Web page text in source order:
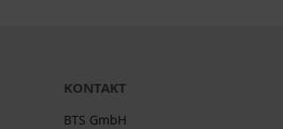
KONTAKT
BTS GmbH